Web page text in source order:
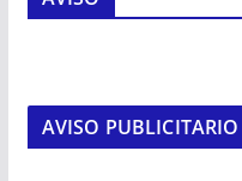
AVISO PUBLICITARIO